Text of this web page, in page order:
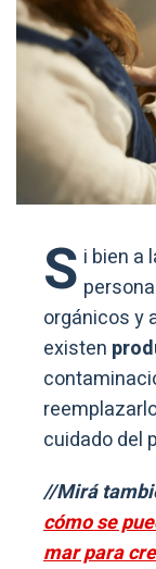
S i bien a
orgánicos y
existen
cuidado del
//Mirá
cómo se
mar para